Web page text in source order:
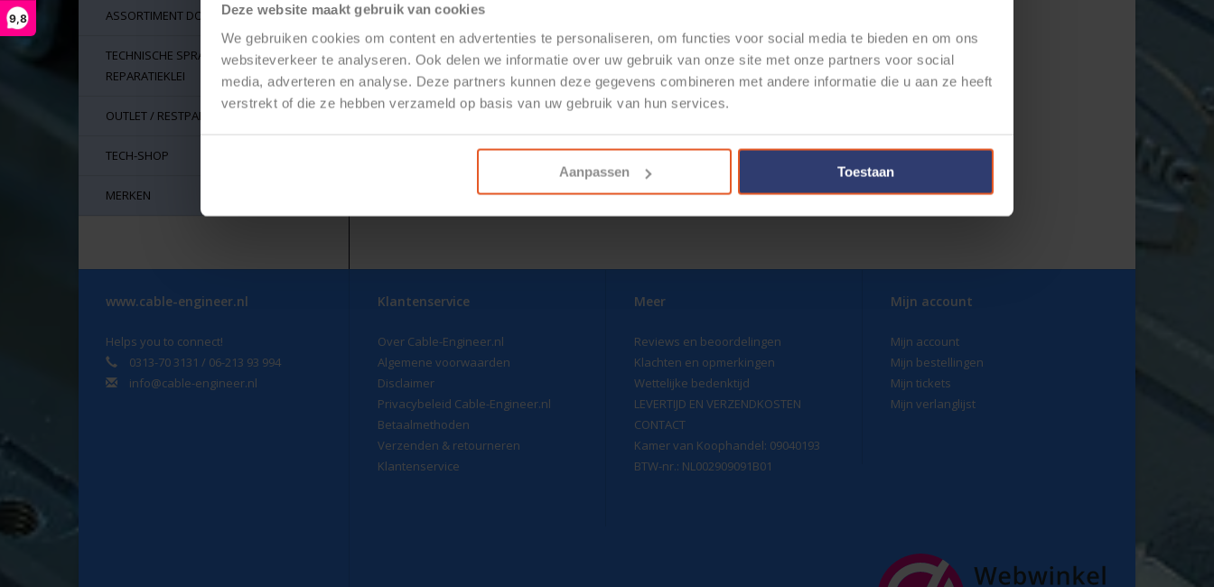
Deze website maakt gebruik van cookies
We gebruiken cookies om content en advertenties te personaliseren, om functies voor social media te bieden en om ons
websiteverkeer te analyseren. Ook delen we informatie over uw gebruik van onze site met onze partners voor social
media, adverteren en analyse. Deze partners kunnen deze gegevens combineren met andere informatie die u aan ze heeft
verstrekt of die ze hebben verzameld op basis van uw gebruik van hun services.
Aanpassen Toestaan
9,8 ASSORTIMENT DOZEN
TECHNISCHE SPRAYS, LIJM EN
REPARATIEKLEI
OUTLET / RESTPARTIJEN
TECH-SHOP
MERKEN
www.cable-engineer.nl
Helps you to connect!
0313-70 3131 / 06-213 93 994
info@cable-engineer.nl
Klantenservice
Over Cable-Engineer.nl
Algemene voorwaarden
Disclaimer
Privacybeleid Cable-Engineer.nl
Betaalmethoden
Verzenden & retourneren
Klantenservice
Meer
Reviews en beoordelingen
Klachten en opmerkingen
Wettelijke bedenktijd
LEVERTIJD EN VERZENDKOSTEN
CONTACT
Kamer van Koophandel: 09040193
BTW-nr.: NL002909091B01
Mijn account
Mijn account
Mijn bestellingen
Mijn tickets
Mijn verlanglijst